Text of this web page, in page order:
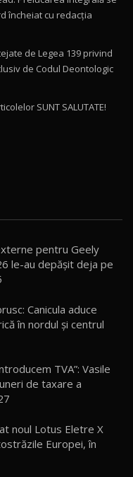
Drive AutoBlog.MD
AutoBlog.MD
luxul / AutoBlog.MD
să se întoarcă după el
a cucerit Moldova
încheiat cu redacţia
de Legea 139 privind
de Codul Deontologic
SUNT SALUTATE!
pentru Geely
le-au depășit deja pe
Canicula aduce
în nordul și centrul
TVA”: Vasile
de taxare a
noul Lotus Eletre X
Europei, în